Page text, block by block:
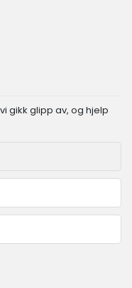
gikk glipp av, og hjelp